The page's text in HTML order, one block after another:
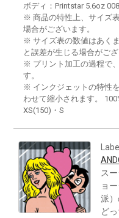
ボディ：Printstar 5.6oz
※ 商品の特性上、サイズ
場合がございます。
※ サイズ表の数値はあく
と誤差が生じる場合がござ
※ プリント加工の過程で
す。
※ インクジェットの特性
わせて縮小されます。
XS(150)・S
ス
ョ
派
ど